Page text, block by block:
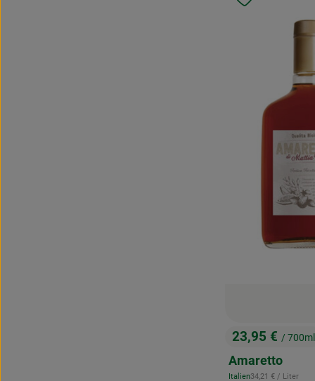
, Preis:
23,95 € / 700ml
Amaretto
Italien, Referenzpreis:
34,21 € / Liter